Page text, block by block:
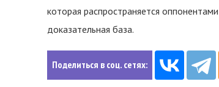
которая распространяется
доказательная база.
Поделиться в соц. сетях: